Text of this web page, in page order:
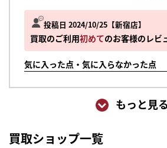
投稿日 2024/10/25 新宿店
買取のご利用初めてのお客様のレビ
気に入った点・気に入らなかった点
もっと見る
買取ショップ一覧